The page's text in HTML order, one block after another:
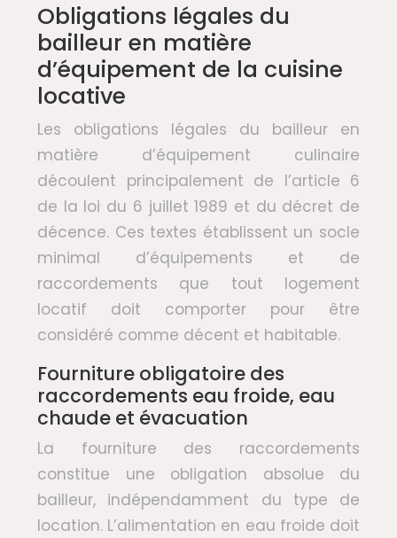
Obligations légales du
bailleur en matière
d’équipement de la cuisine
locative
Les obligations légales du bailleur en
matière d’équipement culinaire
découlent principalement de l’article 6
de la loi du 6 juillet 1989 et du décret de
décence. Ces textes établissent un socle
minimal d’équipements et de
raccordements que tout logement
locatif doit comporter pour être
considéré comme décent et habitable.
Fourniture obligatoire des
raccordements eau froide, eau
chaude et évacuation
La fourniture des raccordements
constitue une obligation absolue du
bailleur, indépendamment du type de
location. L’alimentation en eau froide doit